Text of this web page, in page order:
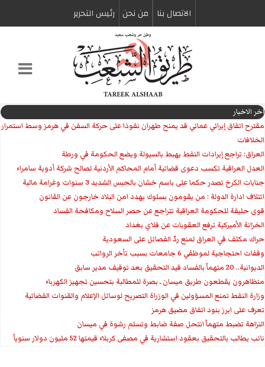
الاتصال بنا من نحن رئیس التحریر
اخر الاخبار
مقترح اتفاق إيراني عماني قد يمنح طهران نفوذا على حركة السفن في هرمز وسط استمرار
الخلافات
العراق: تراجع إيرادات النفط يهبط بالسيولة ويضع الحكومة في ورطة
العدل العراقية تكسب دعوى قضائية أمام المحاكم الأردنية لصالح شركة أدوية سامراء
جنايات الكرخ تصدر حكما على باسم خشان بالحبس الشديد 3 سنوات وغرامة مالية
ائتلاف ادارة الدولة : من يقومون بسلوك يهدد امن البلاد خارجون عن القانون
قوى حليفة للحكومة العراقية تتراجع عن حصر السلاح ومكافحة الفساد
الخزانة الأميركية ترفع العقوبات عن فلاي بغداد
حراك مكثف في العراق لمنع ردّ الفصائل على السعودية
وقفات احتجاجية لموظفي 6 جامعات بسبب تأخر الرواتب
الديوانية.. 20 متهماً بالفساد قيد التحقيق بعد توقيف مدير سابق
متظاهرون يقطعون طريق ميسان ـ بصرة للمطالبة بتحسين تجهيز الكهرباء
وزارة النفط تمنع المسؤولين في الوزراة التصريح لوسائل الإعلام والقنوات الفضائية
تعرف على ابرز بنود اتفاق مضيق هرمز
النزاهة تضبط متهماً انتحل صفة ضابط وتسلم رشوة في ميسان
نائب يطالب بالتحقيق بعقود استشارية في مصفى كربلاء قيمتها 52 مليون دولار سنوياً